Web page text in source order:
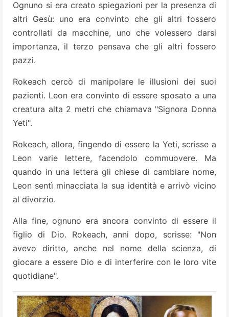
Ognuno si era creato spiegazioni per la presenza di
altri Gesù: uno era convinto che gli altri fossero
controllati da macchine, uno che volessero darsi
importanza, il terzo pensava che gli altri fossero
pazzi.
Rokeach cercò di manipolare le illusioni dei suoi
pazienti. Leon era convinto di essere sposato a una
creatura alta 2 metri che chiamava "Signora Donna
Yeti".
Rokeach, allora, fingendo di essere la Yeti, scrisse a
Leon varie lettere, facendolo commuovere. Ma
quando in una lettera gli chiese di cambiare nome,
Leon sentì minacciata la sua identità e arrivò vicino
al divorzio.
Alla fine, ognuno era ancora convinto di essere il
figlio di Dio. Rokeach, anni dopo, scrisse: "Non
avevo diritto, anche nel nome della scienza, di
giocare a essere Dio e di interferire con le loro vite
quotidiane".